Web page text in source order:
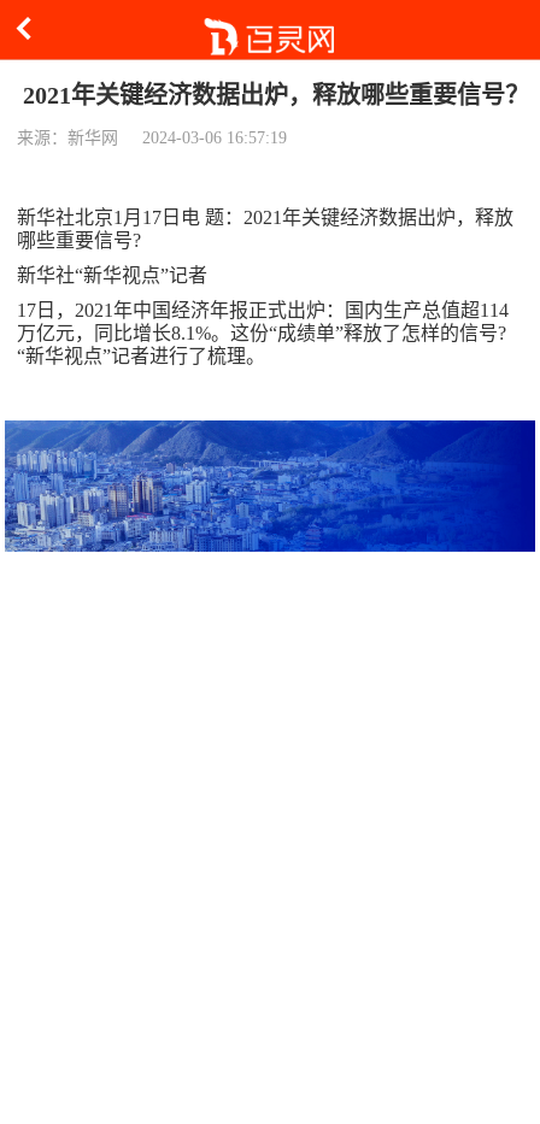
2021年关键经济数据出炉，释放哪些重要信号？
来源：新华网 2024-03-06 16:57:19
新华社北京1月17日电 题：2021年关键经济数据出炉，释放
哪些重要信号?
新华社“新华视点”记者
17日，2021年中国经济年报正式出炉：国内生产总值超114
万亿元，同比增长8.1%。这份“成绩单”释放了怎样的信号?
“新华视点”记者进行了梳理。